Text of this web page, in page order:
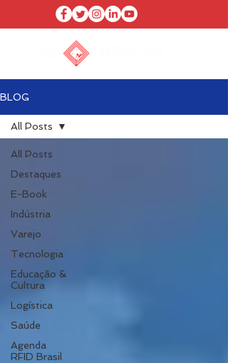
BLOG
All Posts
Destaques
E-Book
Indústria
Varejo
Tecnologia
Educação &
Cultura
Logística
Saúde
Agenda
RFID Brasil
All Posts